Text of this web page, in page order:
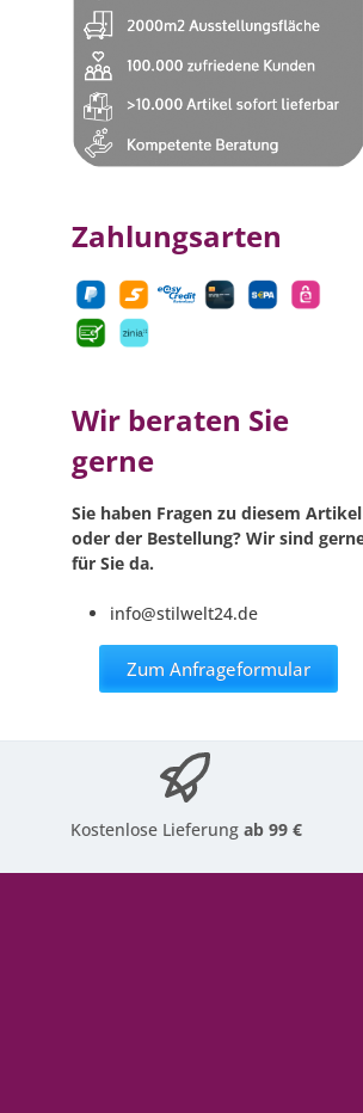
Zahlungsarten
Wir beraten Sie
gerne
Sie haben Fragen zu diesem Artikel
oder der Bestellung? Wir sind
für Sie da.
info@stilwelt24.de
Zum Anfrageformular
Kostenlose Lieferungab 99 €